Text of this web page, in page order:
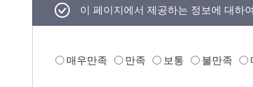
이 페이지에서 제공하는 정보에 대하
매우만족 만족 보통 불만족